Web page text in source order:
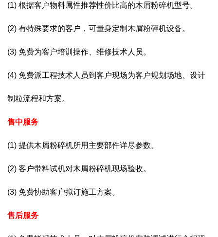
(1) 根据客户物料属性推荐性价比高的木屑粉碎机型号。
(2) 有特殊要求的客户，可量身定制木屑粉碎机设备。
(3) 免费为客户培训操作、维修技术人员。
(4) 免费派工程技术人员到客户现场为客户规划场地、设计
制粒流程和方案。
售中服务
(1) 提供木屑粉碎机所用主要部件详尽参数。
(2) 客户带料试机对木屑粉碎机现场验收。
(3) 免费协助客户拟订施工方案。
售后服务